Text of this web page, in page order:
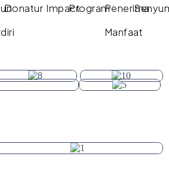
Donatur ImpactProgramPenerima
Manfaat